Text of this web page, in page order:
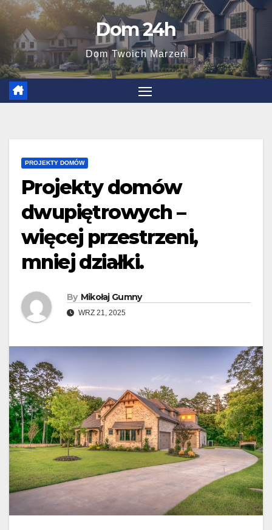
Skip
content
Dom 24h
Dom Twoich Marzeń
PROJEKTY DOMÓW
Projekty domów
dwupiętrowych –
więcej przestrzeni,
mniej działki.
By Mikołaj Gumny
WRZ 21, 2025